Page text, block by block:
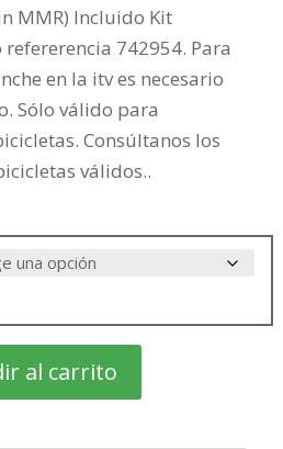
MMR) Incluido Kit
742954. Para
en la itv es necesario
Sólo válido para
Consúltanos los
válidos..
al carrito